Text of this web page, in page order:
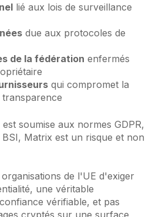
lié aux lois de surveillance
due aux protocoles de
de la fédération enfermés
qui compromet la
soumise aux normes GDPR,
Matrix est un risque et non
de l'UE d'exiger
une véritable
vérifiable, et pas